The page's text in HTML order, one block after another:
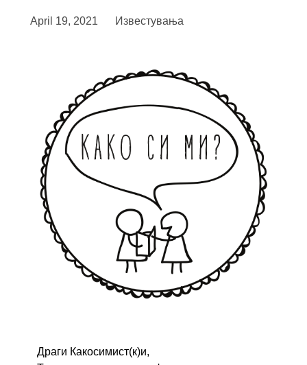
April 19, 2021 Известувања
Драги Какосимист(к)и,